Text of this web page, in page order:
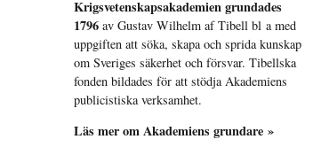
Krigsvetenskap­sakademien grundades
1796 av Gustav Wilhelm af Tibell bl a med
uppgiften att söka, skapa och sprida kunskap
om Sveriges säkerhet och försvar. Tibellska
fonden bildades för att stödja Akademiens
publicistiska verksamhet.
Läs mer om Akademiens grundare »